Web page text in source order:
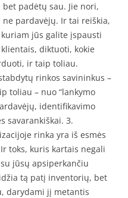
padėtų sau. Jie nori,
pardavėjų. Ir tai reiškia,
jūs galite įspausti
diktuoti, kokie
ir taip toliau.
rinkos savininkus –
toliau – nuo “lankymo
identifikavimo
savarankiškai. 3.
rinka yra iš esmės
toks, kuris kartais negali
jūsų apsiperkančiu
tą patį inventorių, bet
darydami jį metantis